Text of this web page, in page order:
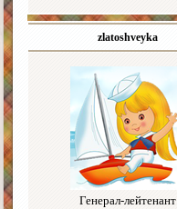
zlatoshveyka
Генерал-лейтенант